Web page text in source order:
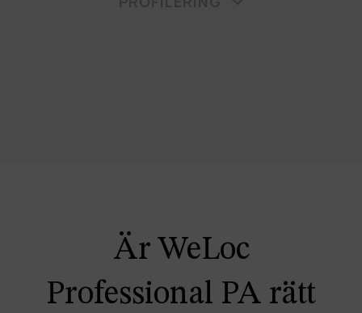
Är WeLoc
Professional PA rätt